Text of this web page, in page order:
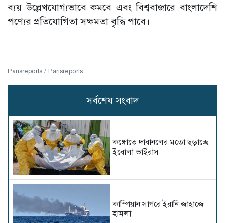
ব্যয় উল্লেখযোগ্যভাবে কমবে এবং বিশ্ববাজারে বাংলাদেশি
পণ্যের প্রতিযোগিতা সক্ষমতা বৃদ্ধি পাবে।
Parisreports / Parisreports
সর্বশেষ সংবাদ
কঙ্গোতে দাবানলের মতো ছড়াচ্ছে
ইবোলা ভাইরাস
কাস্পিয়ান সাগরে ইরানি জাহাজে
হামলা